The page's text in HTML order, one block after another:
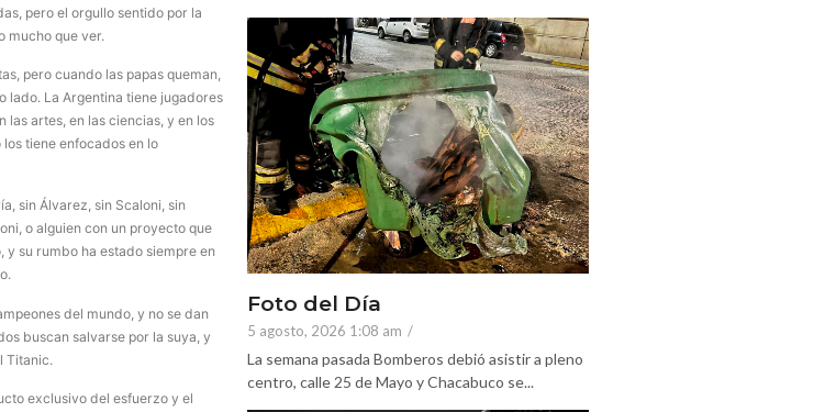
pero el orgullo sentido por la
mucho que ver.
pero cuando las papas queman,
lado. La Argentina tiene jugadores
las artes, en las ciencias, y en los
tiene enfocados en lo
sin Álvarez, sin Scaloni, sin
o alguien con un proyecto que
su rumbo ha estado siempre en
del mundo, y no se dan
buscan salvarse por la suya, y
Titanic.
exclusivo del esfuerzo y el
Foto del Día
5 agosto, 2026 1:08 am /
La semana pasada Bomberos debió asistir a pleno
centro, calle 25 de Mayo y Chacabuco se...